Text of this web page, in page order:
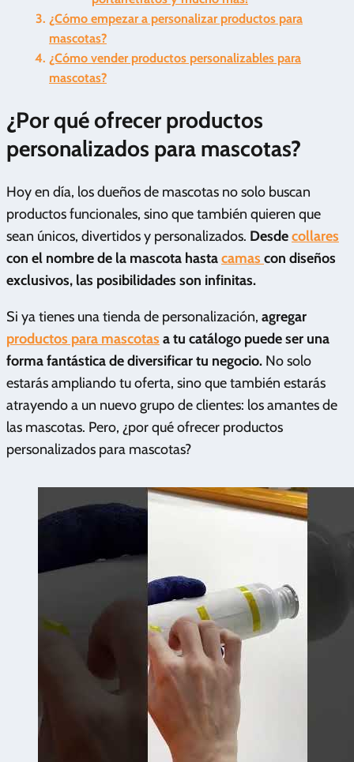
¿Cómo empezar a personalizar productos para
mascotas?
¿Cómo vender productos personalizables para
mascotas?
¿Por qué ofrecer productos
personalizados para mascotas?
Hoy en día, los dueños de mascotas no solo buscan
productos funcionales, sino que también quieren que
sean únicos, divertidos y personalizados. Desdecollares
con el nombre de la mascota hastacamas con diseños
exclusivos, las posibilidades son infinitas.
Si ya tienes una tienda de personalización, agregar
productos para mascotas a tu catálogo puede ser una
forma fantástica de diversificar tu negocio. No solo
estarás ampliando tu oferta, sino que también estarás
atrayendo a un nuevo grupo de clientes: los amantes de
las mascotas. Pero, ¿por qué ofrecer productos
personalizados para mascotas?